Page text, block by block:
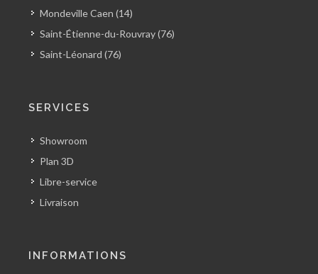
Mondeville Caen (14)
Saint-Étienne-du-Rouvray (76)
Saint-Léonard (76)
SERVICES
Showroom
Plan 3D
Libre-service
Livraison
INFORMATIONS